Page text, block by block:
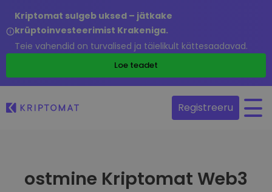
Kriptomat sulgeb uksed – jätkake
krüptoinvesteerimist Krakeniga.
Teie vahendid on turvalised ja täielikult kättesaadavad.
Loe teadet
Registreeru
ostmine Kriptomat Web3